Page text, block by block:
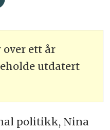
ett år
utdatert
politikk, Nina